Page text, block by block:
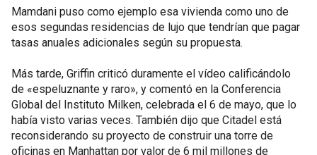
Mamdani puso como ejemplo esa vivienda como uno de
esos segundas residencias de lujo que tendrían que pagar
tasas anuales adicionales según su propuesta.
Más tarde, Griffin criticó duramente el vídeo calificándolo
de «espeluznante y raro», y comentó en la Conferencia
Global del Instituto Milken, celebrada el 6 de mayo, que lo
había visto varias veces. También dijo que Citadel está
reconsiderando su proyecto de construir una torre de
oficinas en Manhattan por valor de 6 mil millones de